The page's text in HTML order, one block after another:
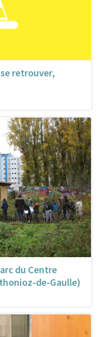
retrouver,
du Centre
de-Gaulle)